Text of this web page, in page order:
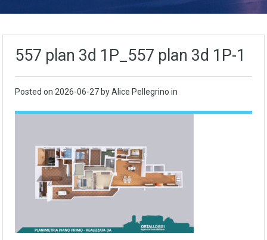
557 plan 3d 1P_557 plan 3d 1P-1
Posted on 2026-06-27 by Alice Pellegrino in